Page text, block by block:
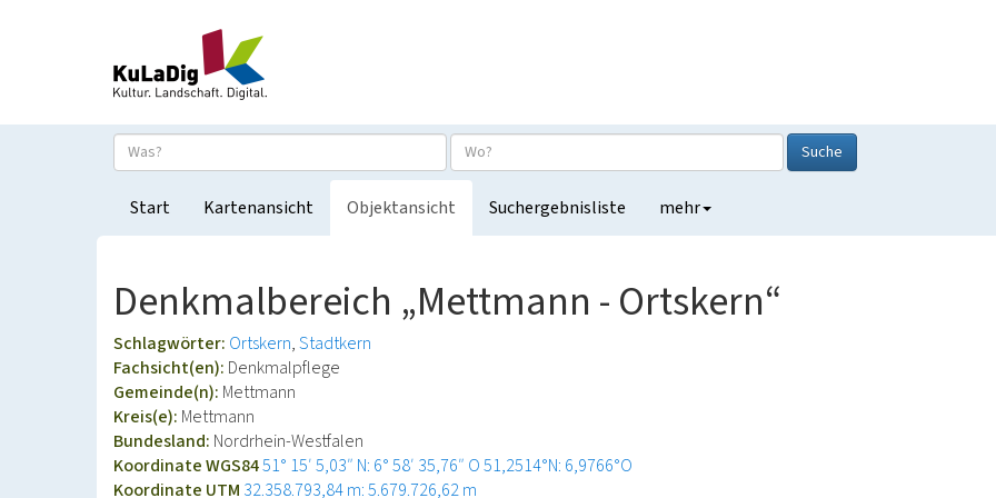
Suche
Start Kartenansicht Objektansicht Suchergebnisliste mehr
Denkmalbereich „Mettmann - Ortskern“
Schlagwörter: Ortskern Stadtkern
Fachsicht(en): Denkmalpflege
Gemeinde(n): Mettmann
Kreis(e): Mettmann
Bundesland: Nordrhein-Westfalen
Koordinate WGS8451° 15′ 5,03″ N: 6° 58′ 35,76″ O51,2514°N: 6,9766°O
Koordinate UTM 32.358.793,84 m: 5.679.726,62 m